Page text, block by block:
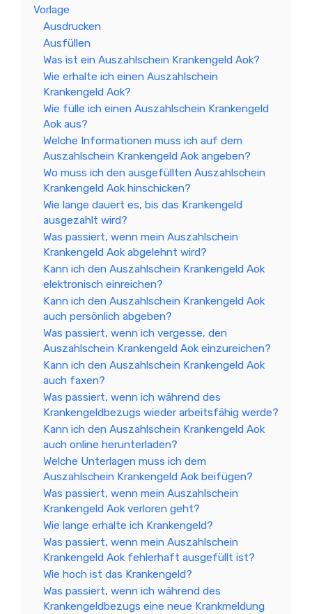
Vorlage
Ausdrucken
Ausfüllen
Was ist ein Auszahlschein Krankengeld Aok?
Wie erhalte ich einen Auszahlschein
Krankengeld Aok?
Wie fülle ich einen Auszahlschein Krankengeld
Aok aus?
Welche Informationen muss ich auf dem
Auszahlschein Krankengeld Aok angeben?
Wo muss ich den ausgefüllten Auszahlschein
Krankengeld Aok hinschicken?
Wie lange dauert es, bis das Krankengeld
ausgezahlt wird?
Was passiert, wenn mein Auszahlschein
Krankengeld Aok abgelehnt wird?
Kann ich den Auszahlschein Krankengeld Aok
elektronisch einreichen?
Kann ich den Auszahlschein Krankengeld Aok
auch persönlich abgeben?
Was passiert, wenn ich vergesse, den
Auszahlschein Krankengeld Aok einzureichen?
Kann ich den Auszahlschein Krankengeld Aok
auch faxen?
Was passiert, wenn ich während des
Krankengeldbezugs wieder arbeitsfähig werde?
Kann ich den Auszahlschein Krankengeld Aok
auch online herunterladen?
Welche Unterlagen muss ich dem
Auszahlschein Krankengeld Aok beifügen?
Was passiert, wenn mein Auszahlschein
Krankengeld Aok verloren geht?
Wie lange erhalte ich Krankengeld?
Was passiert, wenn mein Auszahlschein
Krankengeld Aok fehlerhaft ausgefüllt ist?
Wie hoch ist das Krankengeld?
Was passiert, wenn ich während des
Krankengeldbezugs eine neue Krankmeldung